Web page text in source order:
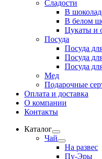
Сладости
В
В белом
Цукаты и
Посуда
Посуда
Посуда
Посуда
Мед
Подарочные
Оплата и доставка
О компании
Контакты
Каталог
Развернутое
вложенное
меню
Чай
Развернутое
вложенное
На развес
Пу-Эры